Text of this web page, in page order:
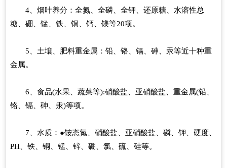
4、烟叶养分：全氮、全磷、全钾、还原糖、水溶性总
糖、硼、锰、铁、铜、钙、镁等20项。
5、土壤、肥料重金属：铅、铬、镉、砷、汞等近十种重
金属。
6、食品(水果、蔬菜等):硝酸盐、亚硝酸盐、重金属(铅、
铬、镉、砷、汞)等项。
7、水质：●铵态氮、硝酸盐、亚硝酸盐、磷、钾、硬度、
PH、铁、铜、锰、锌、硼、氯、硫、硅等。